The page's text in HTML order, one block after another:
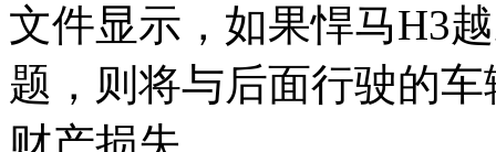
文件显示，如果悍马H3
题，则将与后面行驶的